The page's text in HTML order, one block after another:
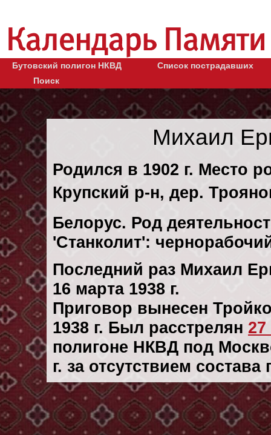
Бутовский полигон НКВД
Список пострадавших
Поиск
Михаил
Родился в 1902 г. Место
Крупский р-н, дер.
Белорус. Род
'Станколит':
Последний раз Михаил
16 марта 1938 г.
Приговор вынесен
1938 г. Был расстрелян 27
полигоне НКВД под
г. за отсутствием